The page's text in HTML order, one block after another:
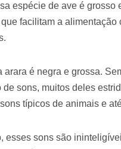
espécie de ave é grosso
facilitam a alimentação
arara é negra e grossa.
de sons, muitos deles
típicos de animais e
esses sons são